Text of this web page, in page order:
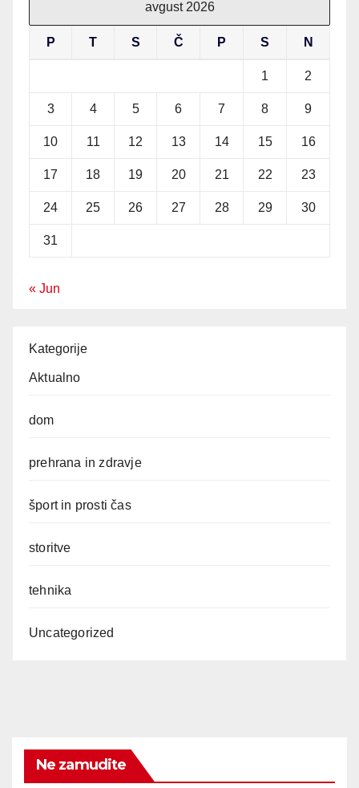
avgust 2026
P T S Č P S N
1 2
3 4 5 6 7 8 9
10 11 12 13 14 15 16
17 18 19 20 21 22 23
24 25 26 27 28 29 30
31
« Jun
Kategorije
Aktualno
dom
prehrana in zdravje
šport in prosti čas
storitve
tehnika
Uncategorized
Ne zamudite